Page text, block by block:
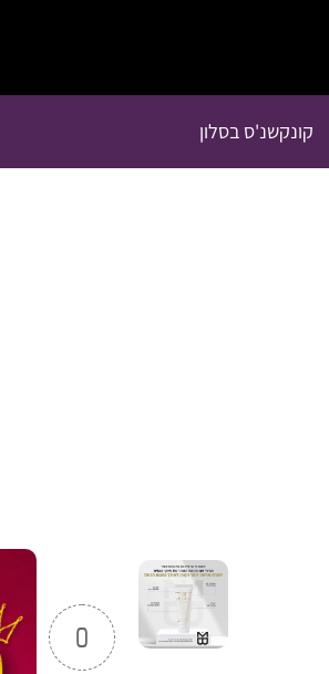
קונקשנ'ס בסלון
0